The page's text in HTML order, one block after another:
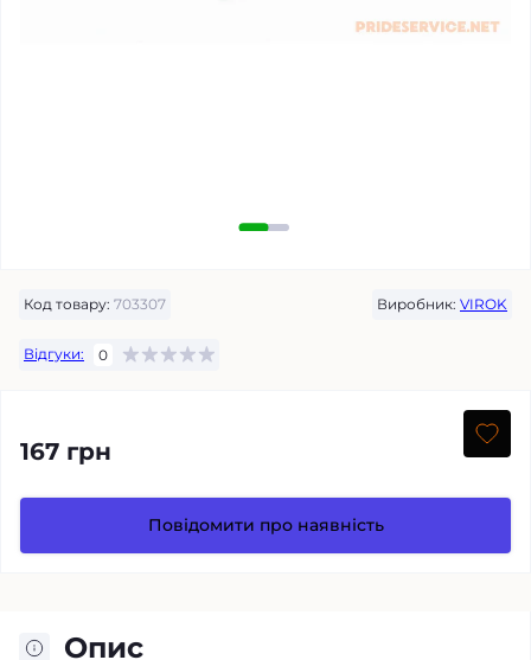
Код товару: 703307 Виробник: VIROK
Відгуки: 0
167 грн
Повідомити про наявність
Опис